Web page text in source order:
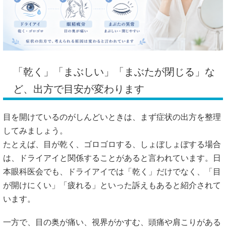
「乾く」「まぶしい」「まぶたが閉じる」な
ど、出方で目安が変わります
目を開けているのがしんどいときは、まず症状の出方を整理
してみましょう。
たとえば、目が乾く、ゴロゴロする、しょぼしょぼする場合
は、ドライアイと関係することがあると言われています。日
本眼科医会でも、ドライアイでは「乾く」だけでなく、「目
が開けにくい」「疲れる」といった訴えもあると紹介されて
います。
一方で、目の奥が痛い、視界がかすむ、頭痛や肩こりがある